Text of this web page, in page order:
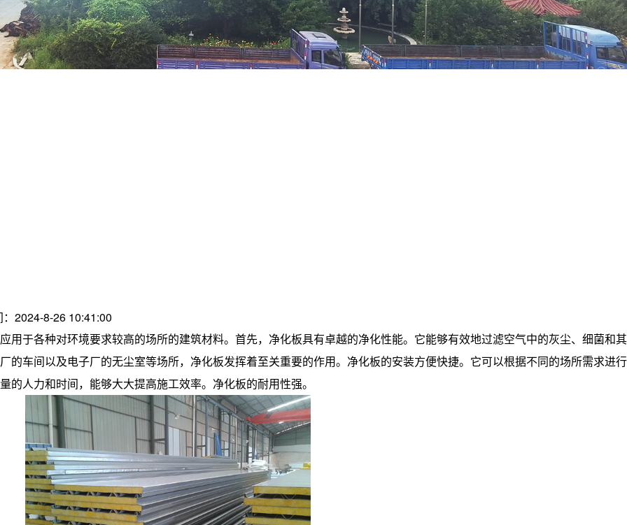
2024-8-26 10:41:00
用于各种对环境要求较高的场所的建筑材料。首先，净化板具有卓越的净化性能。它能够有效地过滤空气中的灰尘、细菌和其
的车间以及电子厂的无尘室等场所，净化板发挥着至关重要的作用。净化板的安装方便快捷。它可以根据不同的场所需求进行
人力和时间，能够大大提高施工效率。净化板的耐用性强。